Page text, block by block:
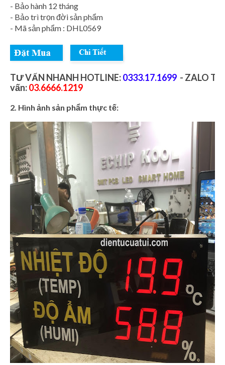
- Bảo hành 12 tháng
- Bảo trì trọn đời sản phẩm
- Mã sản phẩm : DHL0569
TƯ VẤN NHANH HOTLINE:0333.17.1699 - ZALO Tư
vấn:03.6666.1219
2. Hình ảnh sản phẩm thực tế: